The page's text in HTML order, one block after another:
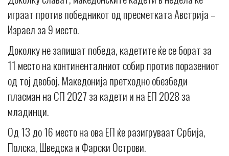
играат против победникот од пресметката Австрија –
Израел за 9 место.
Доколку не запишат победа, кадетите ќе се борат за
11 место на континенталниот собир против поразениот
од тој двобој. Македонија претходно обезбеди
пласман на СП 2027 за кадети и на ЕП 2028 за
младинци.
Од 13 до 16 место на ова ЕП ќе разигруваат Србија,
Полска, Шведска и Фарски Острови.